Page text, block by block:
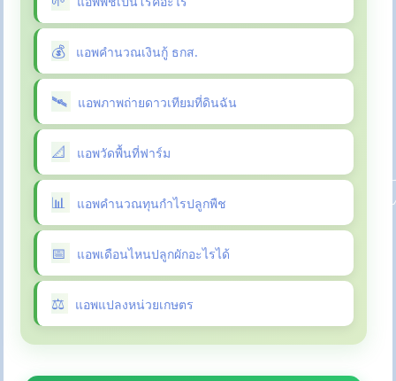
แอพคำนวณเงินกู้ ธกส.
แอพภาพถ่ายดาวเทียมที่ดินฉัน
แอพวัดพื้นที่ฟาร์ม
แอพคำนวณทุนกำไรปลูกพืช
แอพเดือนไหนปลูกผักอะไรได้
แอพแปลงหน่วยเกษตร